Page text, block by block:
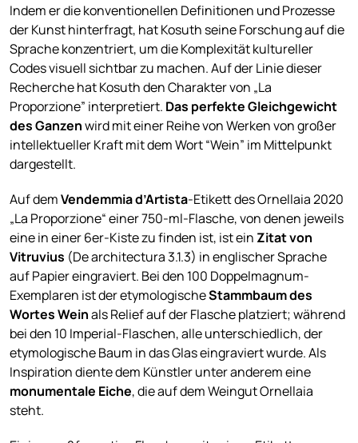
Indem er die konventionellen Definitionen und Prozesse
der Kunst hinterfragt, hat Kosuth seine Forschung auf die
Sprache konzentriert, um die Komplexität kultureller
Codes visuell sichtbar zu machen. Auf der Linie dieser
Recherche hat Kosuth den Charakter von „La
Proporzione” interpretiert. Das perfekte Gleichgewicht
des Ganzenwird mit einer Reihe von Werken von großer
intellektueller Kraft mit dem Wort “Wein” im Mittelpunkt
dargestellt.
Auf demVendemmia d’Artista-Etikett des Ornellaia 2020
„La Proporzione“ einer 750-ml-Flasche, von denen jeweils
eine in einer 6er-Kiste zu finden ist, ist ein Zitat von
Vitruvius (De architectura 3.1.3) in englischer Sprache
auf Papier eingraviert. Bei den 100 Doppelmagnum-
Exemplaren ist der etymologischeStammbaum des
Wortes Weinals Relief auf der Flasche platziert; während
bei den 10 Imperial-Flaschen, alle unterschiedlich, der
etymologische Baum in das Glas eingraviert wurde. Als
Inspiration diente dem Künstler unter anderem eine
monumentale Eiche, die auf dem Weingut Ornellaia
steht.